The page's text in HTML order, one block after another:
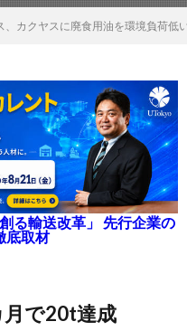
、カクヤスに廃食用油を環境負荷低
る輸送改革」 先行企業の
底取材
月で20t達成